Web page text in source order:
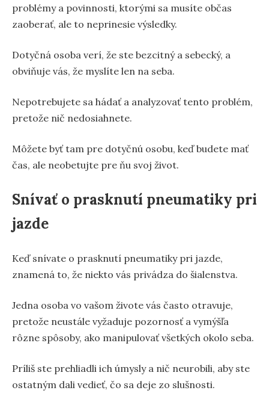
problémy a povinnosti, ktorými sa musíte občas
zaoberať, ale to neprinesie výsledky.
Dotyčná osoba verí, že ste bezcitný a sebecký, a
obviňuje vás, že myslíte len na seba.
Nepotrebujete sa hádať a analyzovať tento problém,
pretože nič nedosiahnete.
Môžete byť tam pre dotyčnú osobu, keď budete mať
čas, ale neobetujte pre ňu svoj život.
Snívať o prasknutí pneumatiky pri
jazde
Keď snívate o prasknutí pneumatiky pri jazde,
znamená to, že niekto vás privádza do šialenstva.
Jedna osoba vo vašom živote vás často otravuje,
pretože neustále vyžaduje pozornosť a vymýšľa
rôzne spôsoby, ako manipulovať všetkých okolo seba.
Príliš ste prehliadli ich úmysly a nič neurobili, aby ste
ostatným dali vedieť, čo sa deje zo slušnosti.